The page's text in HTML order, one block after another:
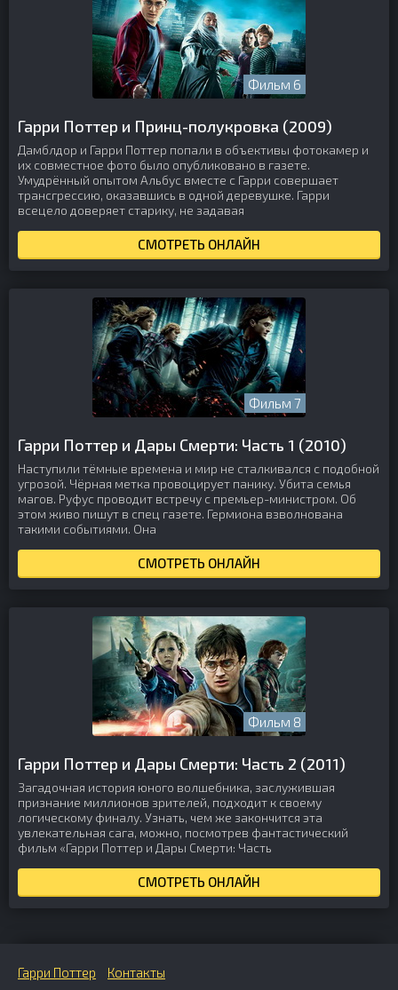
Фильм 6
Гарри Поттер и Принц-полукровка (2009)
Дамблдор и Гарри Поттер попали в объективы фотокамер и
их совместное фото было опубликовано в газете.
Умудрённый опытом Альбус вместе с Гарри совершает
трансгрессию, оказавшись в одной деревушке. Гарри
всецело доверяет старику, не задавая
СМОТРЕТЬ ОНЛАЙН
Фильм 7
Гарри Поттер и Дары Смерти: Часть 1 (2010)
Наступили тёмные времена и мир не сталкивался с подобной
угрозой. Чёрная метка провоцирует панику. Убита семья
магов. Руфус проводит встречу с премьер-министром. Об
этом живо пишут в спец газете. Гермиона взволнована
такими событиями. Она
СМОТРЕТЬ ОНЛАЙН
Фильм 8
Гарри Поттер и Дары Смерти: Часть 2 (2011)
Загадочная история юного волшебника, заслужившая
признание миллионов зрителей, подходит к своему
логическому финалу. Узнать, чем же закончится эта
увлекательная сага, можно, посмотрев фантастический
фильм «Гарри Поттер и Дары Смерти: Часть
СМОТРЕТЬ ОНЛАЙН
Гарри Поттер Контакты